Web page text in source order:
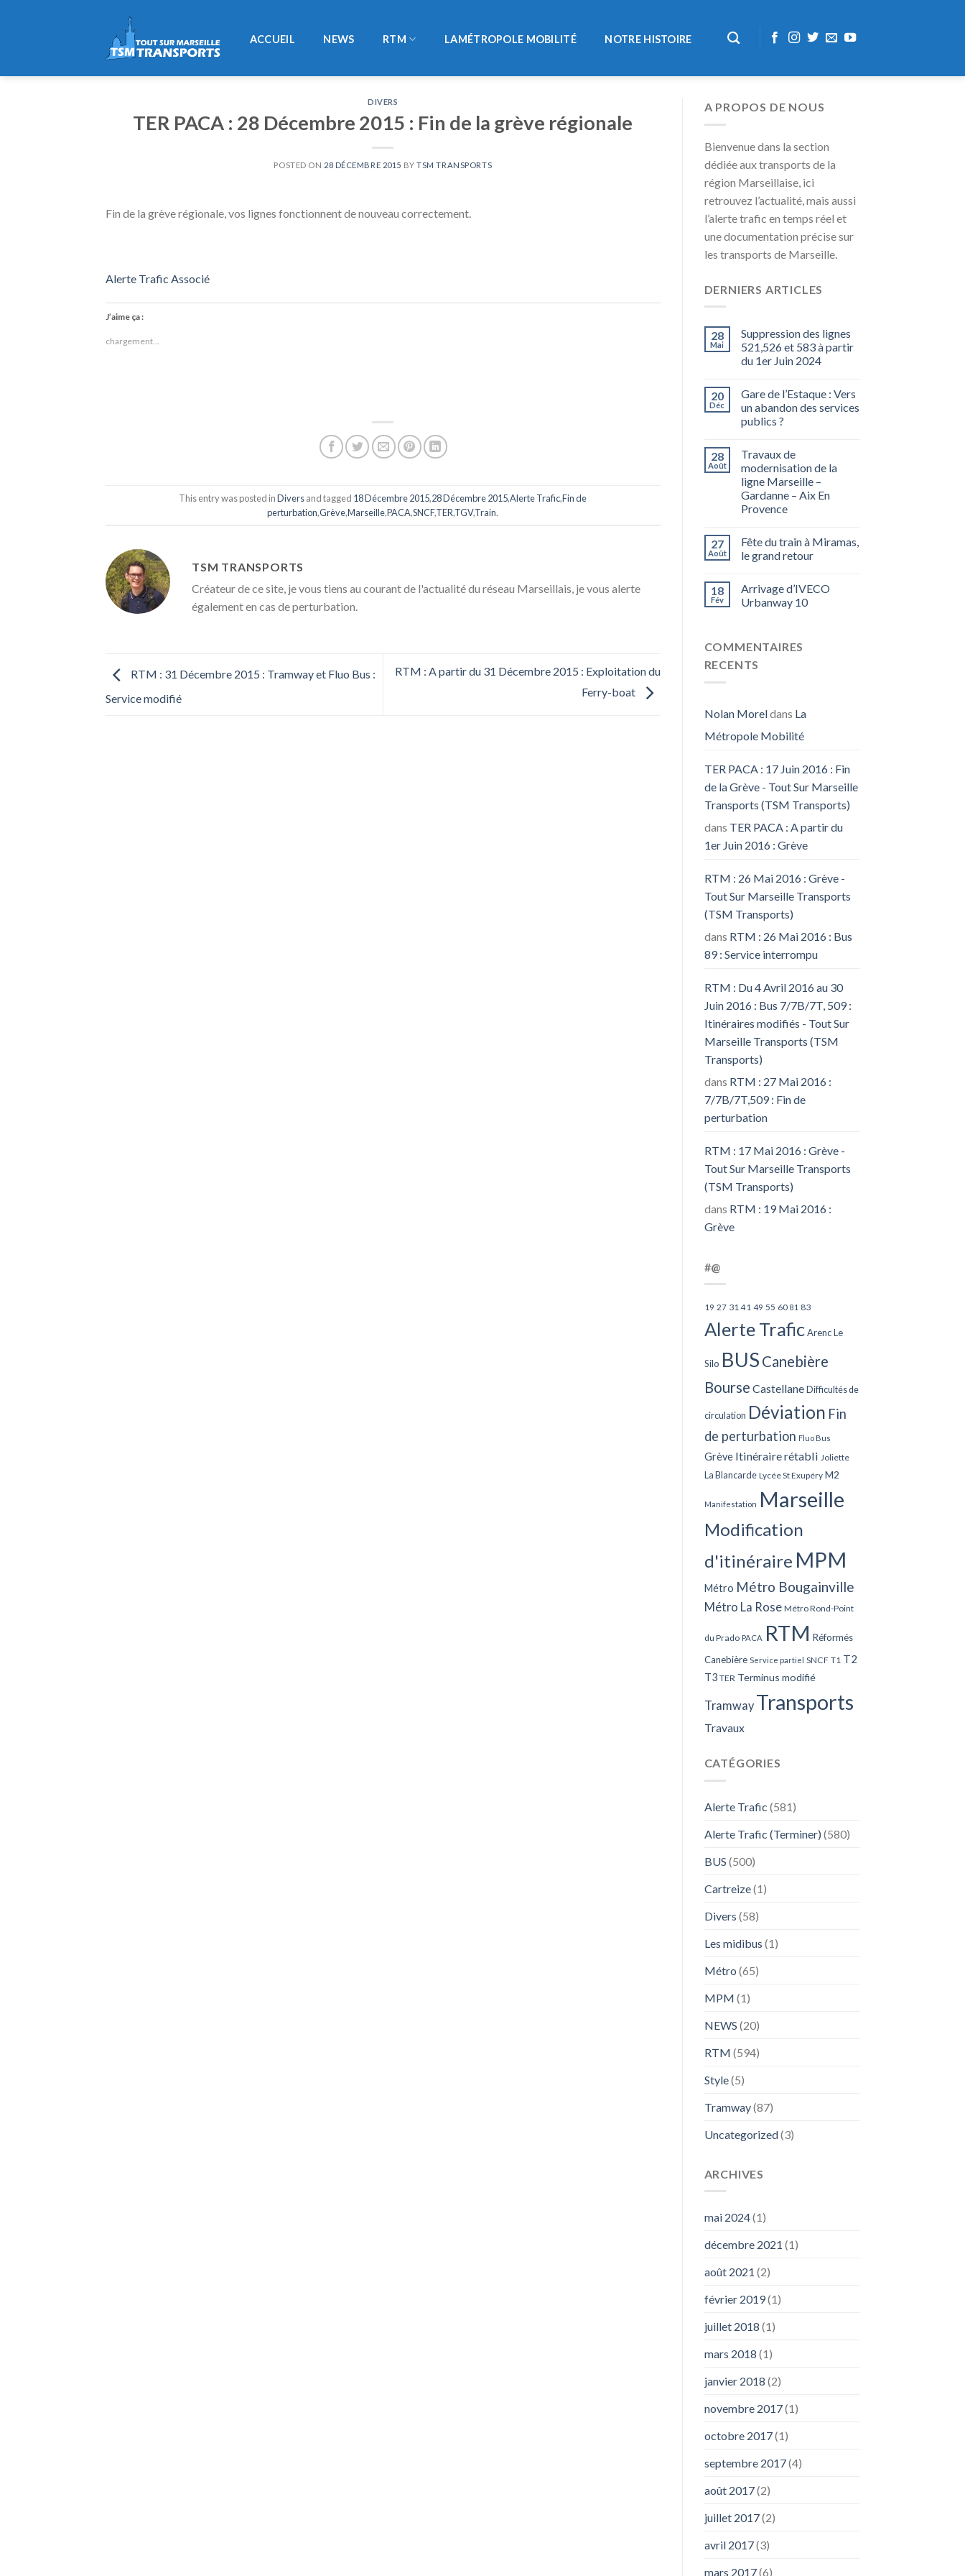
ACCUEIL NEWS RTM LAMÉTROPOLE MOBILITÉ NOTRE HISTOIRE
DIVERS
TER PACA : 28 Décembre 2015 : Fin de la grève régionale
POSTED ON 28 DÉCEMBRE 2015 BYTSM TRANSPORTS
Fin de la grève régionale, vos lignes fonctionnent de nouveau correctement.
Alerte Trafic Associé
J’aime ça :
chargement…
This entry was posted inDiversand tagged 18 Décembre 2015,28 Décembre 2015,Alerte Trafic,Fin de
perturbation,Grève,Marseille,PACA,SNCF,TER,TGV,Train.
TSM TRANSPORTS
Créateur de ce site, je vous tiens au courant de l'actualité du réseau Marseillais, je vous alerte
également en cas de perturbation.
RTM : 31 Décembre 2015 : Tramway et Fluo Bus :
Service modifié
RTM : A partir du 31 Décembre 2015 : Exploitation du
Ferry-boat
A PROPOS DE NOUS
Bienvenue dans la section
dédiée aux transports de la
région Marseillaise, ici
retrouvez l’actualité, mais aussi
l’alerte trafic en temps réel et
une documentation précise sur
les transports de Marseille.
DERNIERS ARTICLES
28
Mai
Suppression des lignes
521,526 et 583 à partir
du 1er Juin 2024
20
Déc
Gare de l’Estaque : Vers
un abandon des services
publics ?
28
Août
Travaux de
modernisation de la
ligne Marseille –
Gardanne – Aix En
Provence
27
Août
Fête du train à Miramas,
le grand retour
18
Fév
Arrivage d’IVECO
Urbanway 10
COMMENTAIRES
RECENTS
Nolan Moreldans La
Métropole Mobilité
TER PACA : 17 Juin 2016 : Fin
de la Grève - Tout Sur Marseille
Transports (TSM Transports)
dans TER PACA : A partir du
1er Juin 2016 : Grève
RTM : 26 Mai 2016 : Grève -
Tout Sur Marseille Transports
(TSM Transports)
dans RTM : 26 Mai 2016 : Bus
89 : Service interrompu
RTM : Du 4 Avril 2016 au 30
Juin 2016 : Bus 7/7B/7T, 509 :
Itinéraires modifiés - Tout Sur
Marseille Transports (TSM
Transports)
dans RTM : 27 Mai 2016 :
7/7B/7T,509 : Fin de
perturbation
RTM : 17 Mai 2016 : Grève -
Tout Sur Marseille Transports
(TSM Transports)
dans RTM : 19 Mai 2016 :
Grève
#@
19 27 31 41 49 55 60 81 83
Alerte Trafic Arenc Le
Silo BUS Canebière
Bourse Castellane Difficultés de
circulation Déviation Fin
de perturbation Fluo Bus
Grève Itinéraire rétabli Joliette
La Blancarde Lycée St Exupéry M2
Manifestation Marseille
Modification
d'itinéraire MPM
Métro Métro Bougainville
Métro La Rose Métro Rond-Point
du Prado PACA RTM Réformés
Canebière Service partiel SNCF T1 T2
T3 TER Terminus modifié
Tramway Transports
Travaux
CATÉGORIES
Alerte Trafic (581)
Alerte Trafic (Terminer) (580)
BUS (500)
Cartreize(1)
Divers (58)
Les midibus (1)
Métro (65)
MPM (1)
NEWS (20)
RTM (594)
Style(5)
Tramway(87)
Uncategorized(3)
ARCHIVES
mai 2024(1)
décembre 2021 (1)
août 2021 (2)
février 2019(1)
juillet 2018 (1)
mars 2018 (1)
janvier 2018 (2)
novembre 2017(1)
octobre 2017(1)
septembre 2017(4)
août 2017(2)
juillet 2017(2)
avril 2017(3)
mars 2017(6)